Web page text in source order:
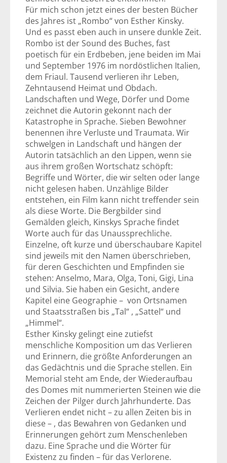
Für mich schon jetzt eines der besten Bücher
des Jahres ist „Rombo“ von Esther Kinsky.
Und es passt eben auch in unsere dunkle Zeit.
Rombo ist der Sound des Buches, fast
poetisch für ein Erdbeben, jene beiden im Mai
und September 1976 im nordöstlichen Italien,
dem Friaul. Tausend verlieren ihr Leben,
Zehntausend Heimat und Obdach.
Landschaften und Wege, Dörfer und Dome
zeichnet die Autorin gekonnt nach der
Katastrophe in Sprache. Sieben Bewohner
benennen ihre Verluste und Traumata. Wir
schwelgen in Landschaft und hängen der
Autorin tatsächlich an den Lippen, wenn sie
aus ihrem großen Wortschatz schöpft:
Begriffe und Wörter, die wir selten oder lange
nicht gelesen haben. Unzählige Bilder
entstehen, ein Film kann nicht treffender sein
als diese Worte. Die Bergbilder sind
Gemälden gleich, Kinskys Sprache findet
Worte auch für das Unaussprechliche.
Einzelne, oft kurze und überschaubare Kapitel
sind jeweils mit den Namen überschrieben,
für deren Geschichten und Empfinden sie
stehen: Anselmo, Mara, Olga, Toni, Gigi, Lina
und Silvia. Sie haben ein Gesicht, andere
Kapitel eine Geographie – von Ortsnamen
und Staatsstraßen bis „Tal“ , „Sattel“ und
„Himmel“.
Esther Kinsky gelingt eine zutiefst
menschliche Komposition um das Verlieren
und Erinnern, die größte Anforderungen an
das Gedächtnis und die Sprache stellen. Ein
Memorial steht am Ende, der Wiederaufbau
des Domes mit nummerierten Steinen wie die
Zeichen der Pilger durch Jahrhunderte. Das
Verlieren endet nicht – zu allen Zeiten bis in
diese – , das Bewahren von Gedanken und
Erinnerungen gehört zum Menschenleben
dazu. Eine Sprache und die Wörter für
Existenz zu finden – für das Verlorene.